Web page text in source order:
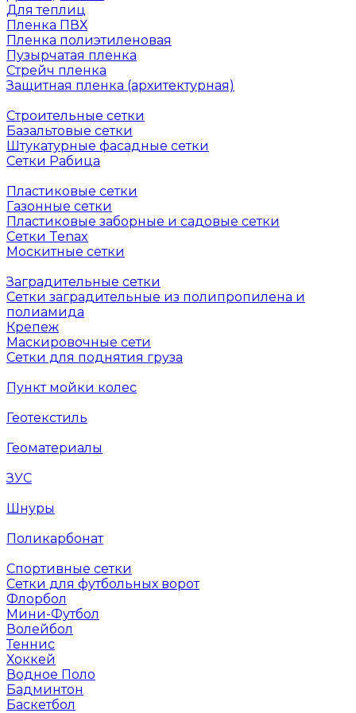
Для теплиц
Пленка ПВХ
Пленка полиэтиленовая
Пузырчатая пленка
Cтрейч пленка
Защитная пленка (архитектурная)
Строительные сетки
Базальтовые сетки
Штукатурные фасадные сетки
Сетки Рабица
Пластиковые сетки
Газонные сетки
Пластиковые заборные и садовые сетки
Сетки Tenax
Москитные сетки
Заградительные сетки
Сетки заградительные из полипропилена и
полиамида
Крепеж
Маскировочные сети
Сетки для поднятия груза
Пункт мойки колес
Геотекстиль
Геоматериалы
ЗУС
Шнуры
Поликарбонат
Спортивные сетки
Сетки для футбольных ворот
Флорбол
Мини-Футбол
Волейбол
Теннис
Хоккей
Водное Поло
Бадминтон
Баскетбол